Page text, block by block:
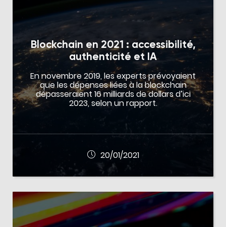
Blockchain en 2021 : accessibilité,
authenticité et IA
En novembre 2019, les experts prévoyaient
que les dépenses liées à la blockchain
dépasseraient 16 milliards de dollars d’ici
2023, selon un rapport.
20/01/2021